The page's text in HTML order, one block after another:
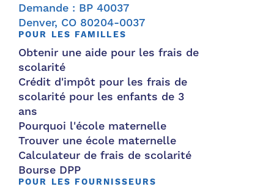
Demande : BP 40037
Denver, CO 80204-0037
POUR LES FAMILLES
Obtenir une aide pour les frais de
scolarité
Crédit d'impôt pour les frais de
scolarité pour les enfants de 3
ans
Pourquoi l'école maternelle
Trouver une école maternelle
Calculateur de frais de scolarité
Bourse DPP
POUR LES FOURNISSEURS